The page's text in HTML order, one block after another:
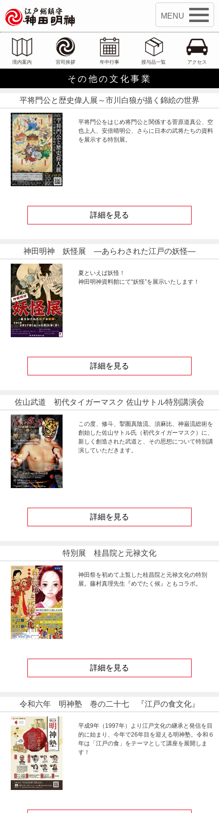
境内案内 宮司挨拶 年中行事 授与品一覧 アクセス
その他の文化事業
平将門公と歴史偉人展～市川白狼が描く錦絵の世界
平将門公をはじめ将門公と関係する菅原道真公、空
也上人、安倍晴明公、さらに日本の武将たちの資料
を展示する特別展。
詳細を見る
神田明神 妖怪展 ―あらわされた江戸の妖怪―
夏といえば妖怪！
神田明神資料館にて“妖怪”を展示いたします！
詳細を見る
佐山武道 初代タイガーマスク 佐山サトル特別講演会
この度、修斗、掣圏真陰流、須麻比、神巌流総術を
創始した佐山サトル氏（初代タイガーマスク）に、
新しく創造された武道と、その思想について特別講
演していただきます。
詳細を見る
特別展 桂昌院と元禄文化
神田祭を初めて上覧した桂昌院と元禄文化の特別
展。藤村真理先生『めでたく候』ともコラボ。
詳細を見る
令和六年 明神塾 巻の二十七 『江戸の食文化』
平成9年（1997年）より江戸文化の継承と発信を目
的に始まり、今年で26年目を迎える明神塾。令和６
年は「江戸の食」をテーマとして講座を展開しま
す！